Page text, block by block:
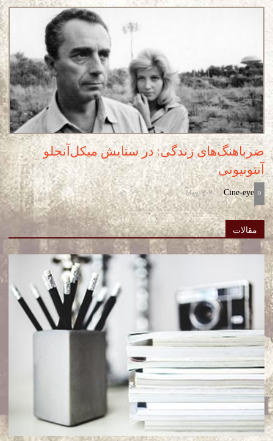
ضرباهنگ‌های زندگی: در ستایش میکل‌آنجلو
آنتونیونی
Cine-eye
-
May, 2020 0
مقالات